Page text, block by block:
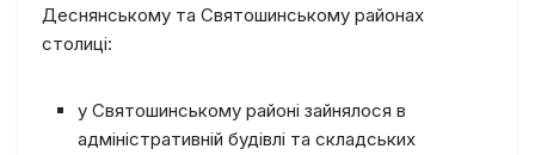
Деснянському та Святошинському районах
столиці:
у Святошинському районі зайнялося в
адміністративній будівлі та складських